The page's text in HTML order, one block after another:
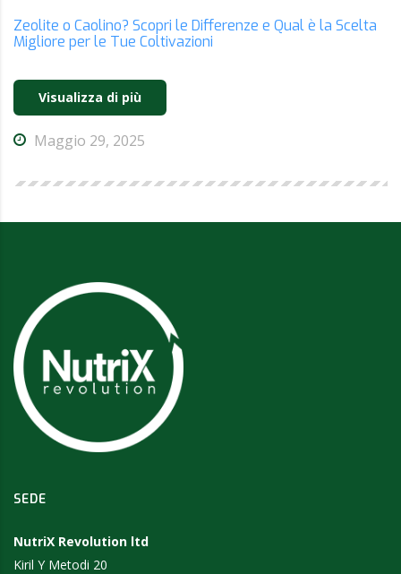
Zeolite o Caolino? Scopri le Differenze e Qual è la Scelta
Migliore per le Tue Coltivazioni
Visualizza di più
Maggio 29, 2025
SEDE
NutriX Revolution ltd
Kiril Y Metodi 20